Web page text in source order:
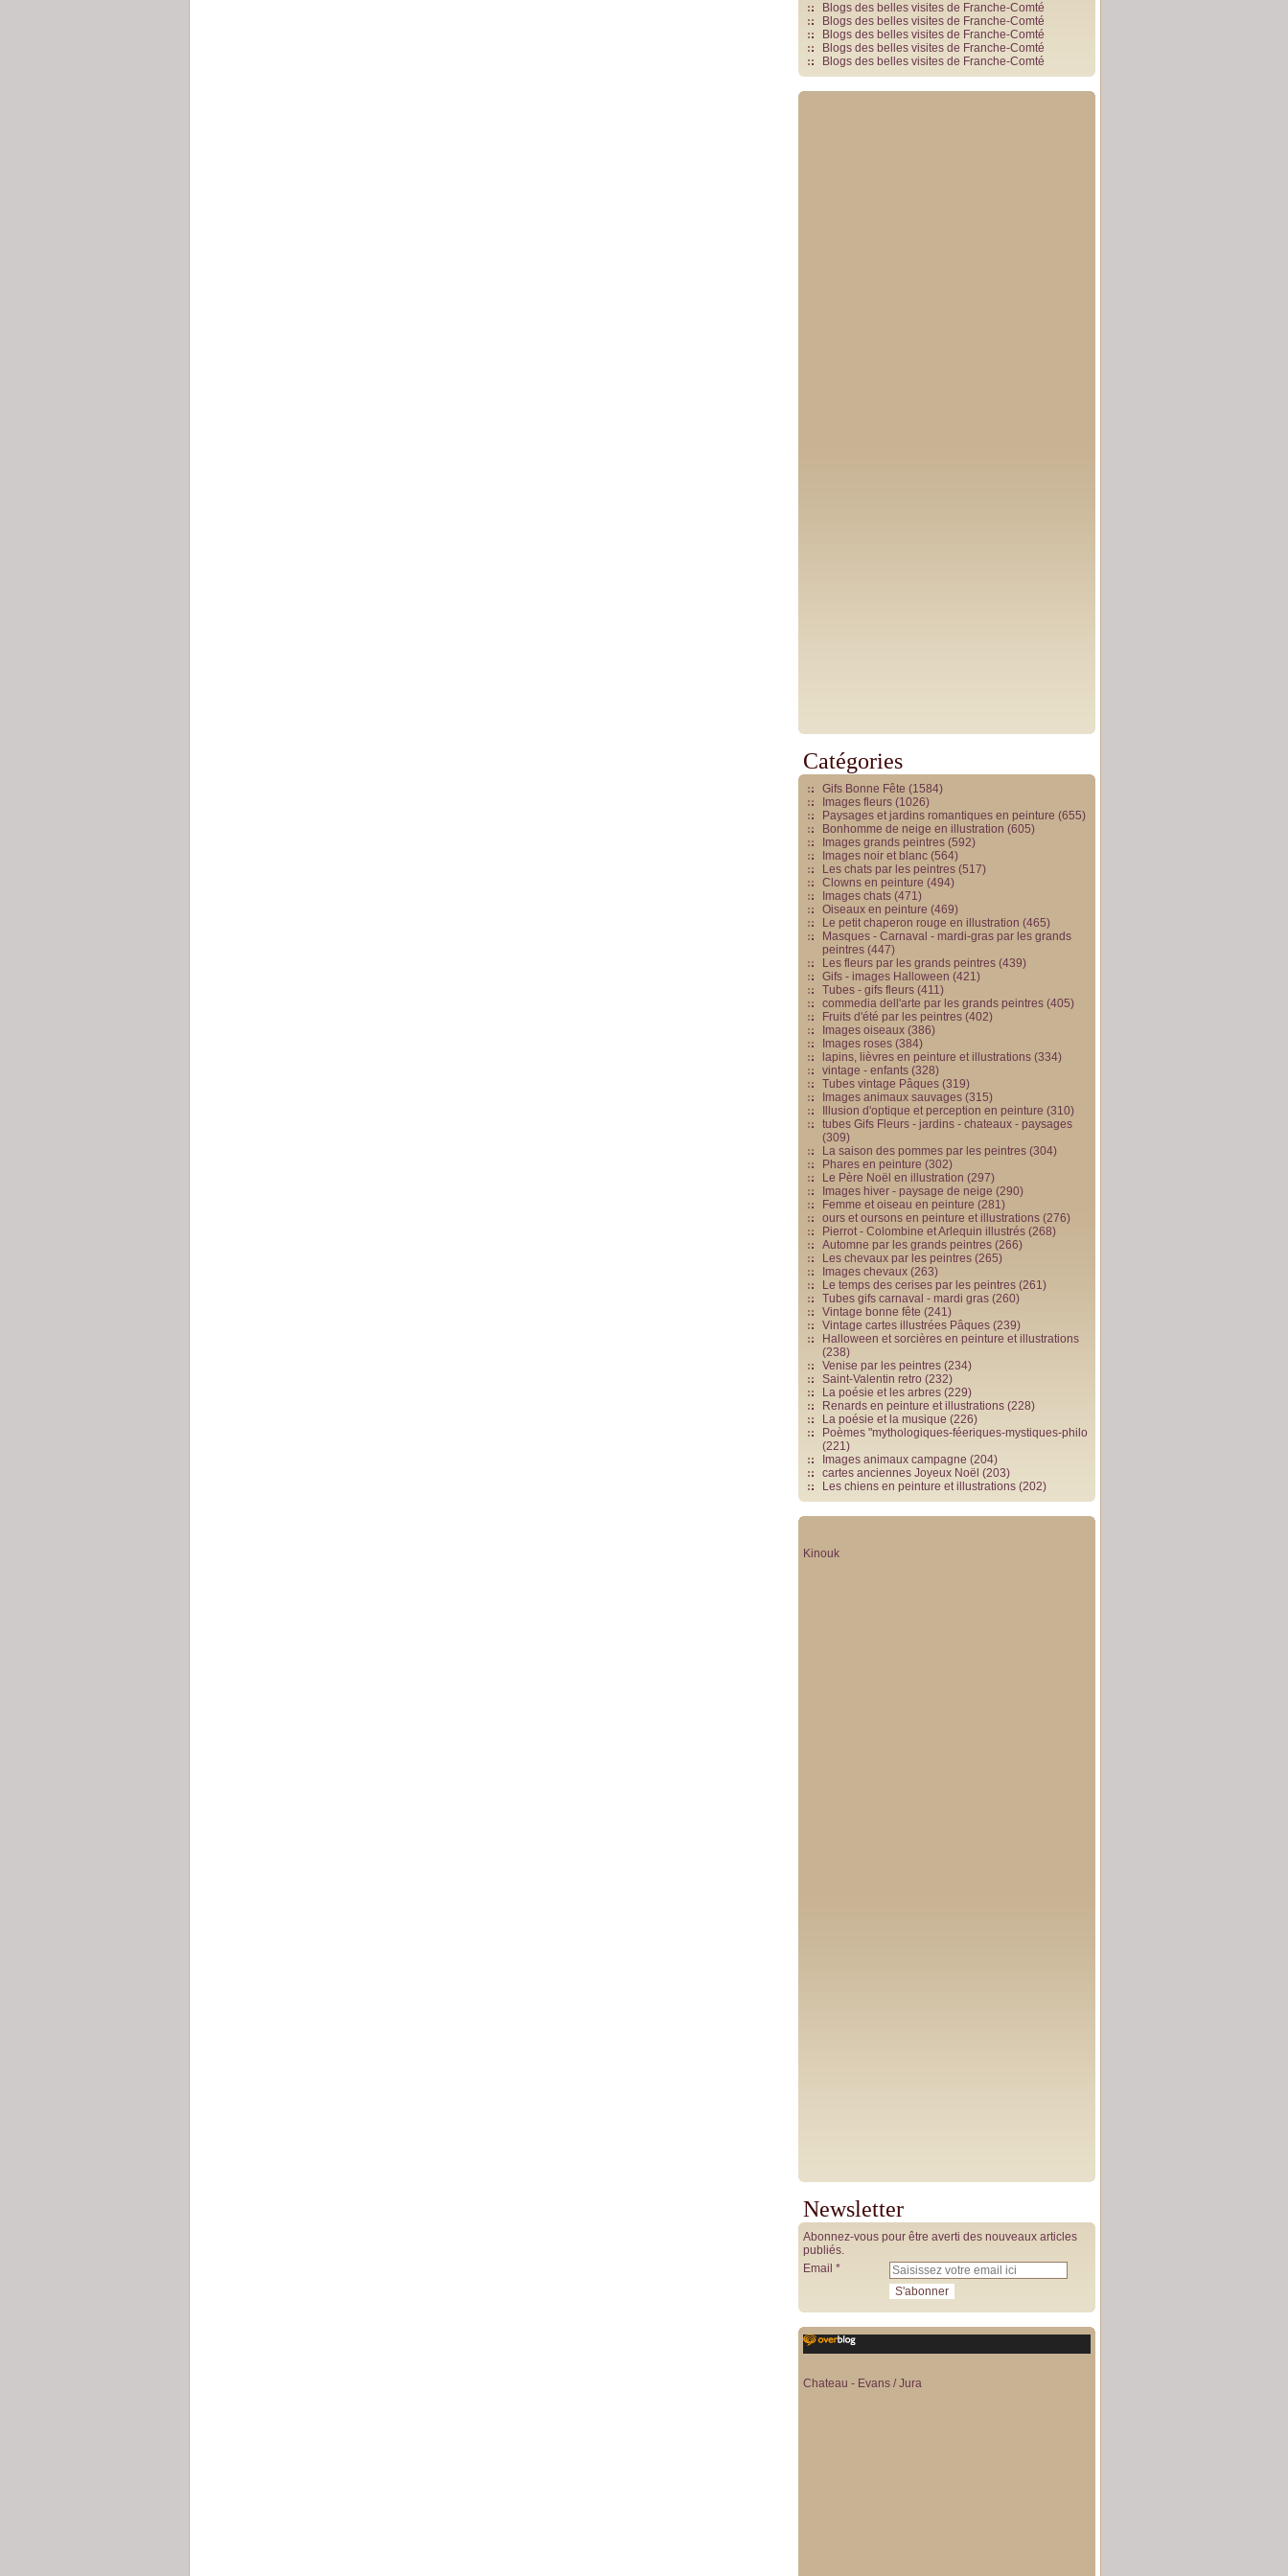
Blogs des belles visites de Franche-Comté
Blogs des belles visites de Franche-Comté
Blogs des belles visites de Franche-Comté
Blogs des belles visites de Franche-Comté
Blogs des belles visites de Franche-Comté
Catégories
Gifs Bonne Fête (1584)
Images fleurs (1026)
Paysages et jardins romantiques en peinture (655)
Bonhomme de neige en illustration (605)
Images grands peintres (592)
Images noir et blanc (564)
Les chats par les peintres (517)
Clowns en peinture (494)
Images chats (471)
Oiseaux en peinture (469)
Le petit chaperon rouge en illustration (465)
Masques - Carnaval - mardi-gras par les grands
peintres (447)
Les fleurs par les grands peintres (439)
Gifs - images Halloween (421)
Tubes - gifs fleurs (411)
commedia dell'arte par les grands peintres (405)
Fruits d'été par les peintres (402)
Images oiseaux (386)
Images roses (384)
lapins, lièvres en peinture et illustrations (334)
vintage - enfants (328)
Tubes vintage Pâques (319)
Images animaux sauvages (315)
Illusion d'optique et perception en peinture (310)
tubes Gifs Fleurs - jardins - chateaux - paysages
(309)
La saison des pommes par les peintres (304)
Phares en peinture (302)
Le Père Noël en illustration (297)
Images hiver - paysage de neige (290)
Femme et oiseau en peinture (281)
ours et oursons en peinture et illustrations (276)
Pierrot - Colombine et Arlequin illustrés (268)
Automne par les grands peintres (266)
Les chevaux par les peintres (265)
Images chevaux (263)
Le temps des cerises par les peintres (261)
Tubes gifs carnaval - mardi gras (260)
Vintage bonne fête (241)
Vintage cartes illustrées Pâques (239)
Halloween et sorcières en peinture et illustrations
(238)
Venise par les peintres (234)
Saint-Valentin retro (232)
La poésie et les arbres (229)
Renards en peinture et illustrations (228)
La poésie et la musique (226)
Poèmes "mythologiques-féeriques-mystiques-philo
(221)
Images animaux campagne (204)
cartes anciennes Joyeux Noël (203)
Les chiens en peinture et illustrations (202)
Kinouk
Newsletter
Abonnez-vous pour être averti des nouveaux articles
publiés.
Email
Chateau - Evans / Jura